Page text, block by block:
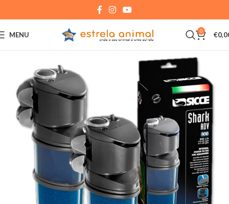
MENU 0 €